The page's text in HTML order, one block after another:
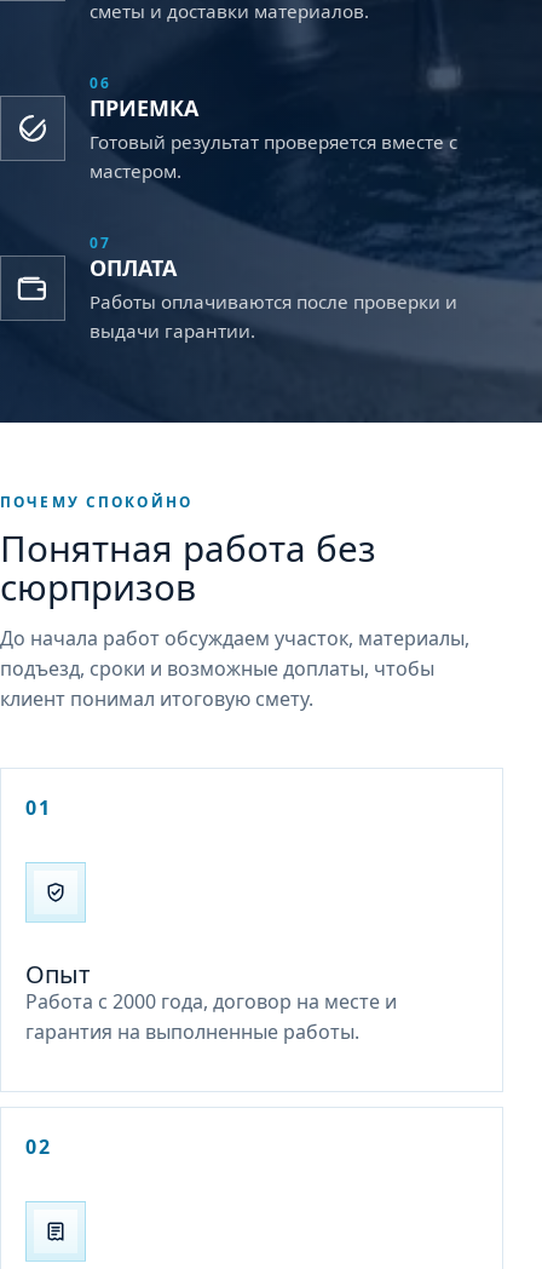
сметы и доставки материалов.
06
ПРИЕМКА
Готовый результат проверяется вместе с
мастером.
07
ОПЛАТА
Работы оплачиваются после проверки и
выдачи гарантии.
ПОЧЕМУ СПОКОЙНО
Понятная работа без
сюрпризов
До начала работ обсуждаем участок, материалы,
подъезд, сроки и возможные доплаты, чтобы
клиент понимал итоговую смету.
01
Опыт
Работа с 2000 года, договор на месте и
гарантия на выполненные работы.
02